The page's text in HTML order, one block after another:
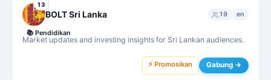
13
BOLT Sri Lanka 19 en
Market updates and investing insights for Sri Lankan audiences.
📚 Pendidikan
⚡ Promosikan Gabung →